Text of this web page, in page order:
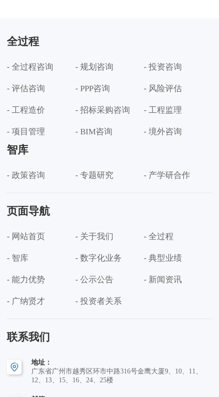
全过程
- 全过程咨询 - 规划咨询 - 投资咨询
- 评估咨询 - PPP咨询 - 风险评估
- 工程造价 - 招标采购咨询 - 工程监理
- 项目管理 - BIM咨询 - 境外咨询
智库
- 政策咨询 - 专题研究 - 产学研合作
页面导航
- 网站首页 - 关于我们 - 全过程
- 智库 - 数字化业务 - 典型业绩
- 能力优势 - 公示公告 - 新闻资讯
- 广纳贤才 - 投资者关系
联系我们
地址：
广东省广州市越秀区环市中路316号金鹰大厦9、10、11、
12、13、15、16、24、25楼